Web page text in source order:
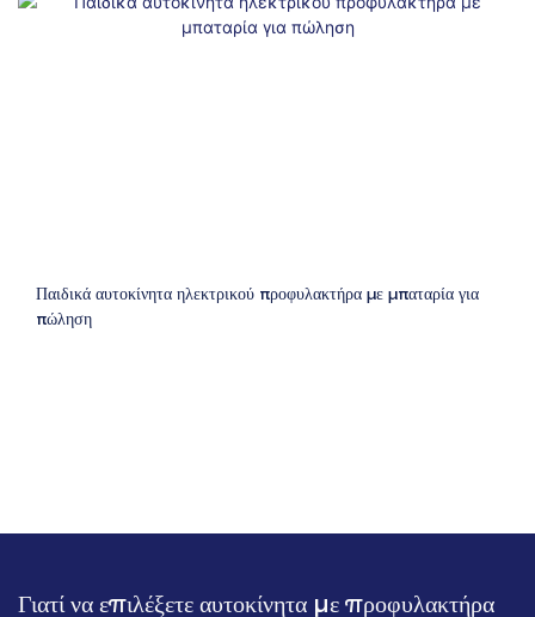
Παιδικά αυτοκίνητα ηλεκτρικού προφυλακτήρα με μπαταρία για
πώληση
Γιατί να επιλέξετε αυτοκίνητα με προφυλακτήρα